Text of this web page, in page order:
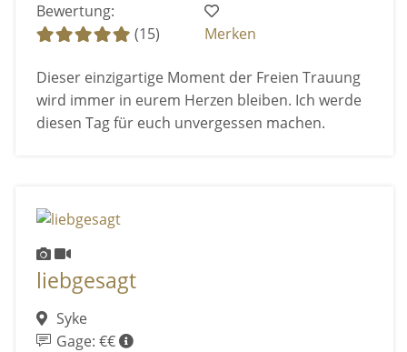
Bewertung:
(15)
Merken
Dieser einzigartige Moment der Freien Trauung
wird immer in eurem Herzen bleiben. Ich werde
diesen Tag für euch unvergessen machen.
liebgesagt
Syke
Gage: €€